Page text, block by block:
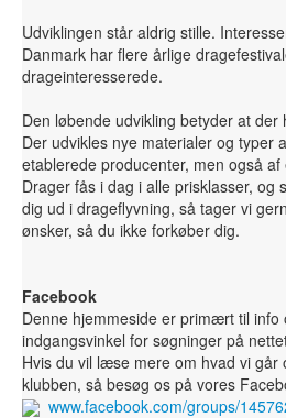
Udviklingen står aldrig stille.
Danmark har flere årlige
drageinteresserede.
Den løbende udvikling betyder at
Der udvikles nye materialer og typer
etablerede producenter, men også
Drager fås i dag i alle prisklasser, og
dig ud i drageflyvning, så tager vi
ønsker, så du ikke forkøber dig.
Facebook
Denne hjemmeside er primært til info
indgangsvinkel for søgninger på
Hvis du vil læse mere om hvad vi går
klubben, så besøg os på vores
www.facebook.com/groups/